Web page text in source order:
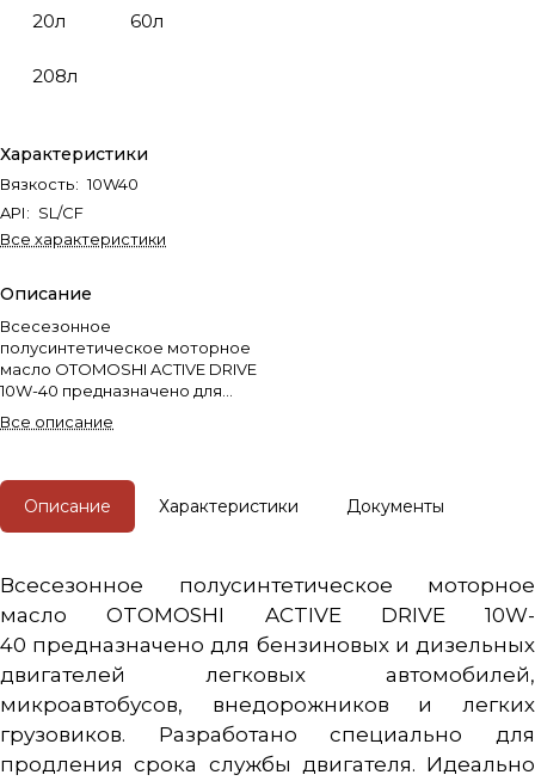
20л 60л
208л
Характеристики
Вязкость: 10W40
API: SL/CF
Все характеристики
Описание
Всесезонное
полусинтетическое моторное
масло OTOMOSHI ACTIVE DRIVE
10W-40 предназначено для
двигателей легковых
внедорожников и легких
грузовиков.
Все описание
Описание Характеристики Документы
Всесезонное полусинтетическое моторное
масло OTOMOSHI ACTIVE DRIVE 10W-
40 предназначено для бензиновых и дизельных
двигателей легковых автомобилей,
микроавтобусов, внедорожников и легких
грузовиков. Разработано специально для
продления срока службы двигателя. Идеально